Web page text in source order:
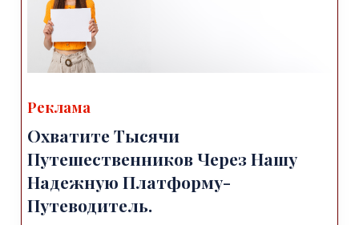
Реклама
Охватите Тысячи
Путешественников Через Нашу
Надежную Платформу-
Путеводитель.